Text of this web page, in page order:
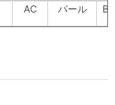
AC パール B